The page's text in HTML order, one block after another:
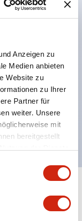
Anzeigen zu
Medien anbieten
Website zu
zu Ihrer
Partner für
weiter. Unsere
mit
bereitgestellt
Kontakte
und Prüftaste
Montage, DIN-